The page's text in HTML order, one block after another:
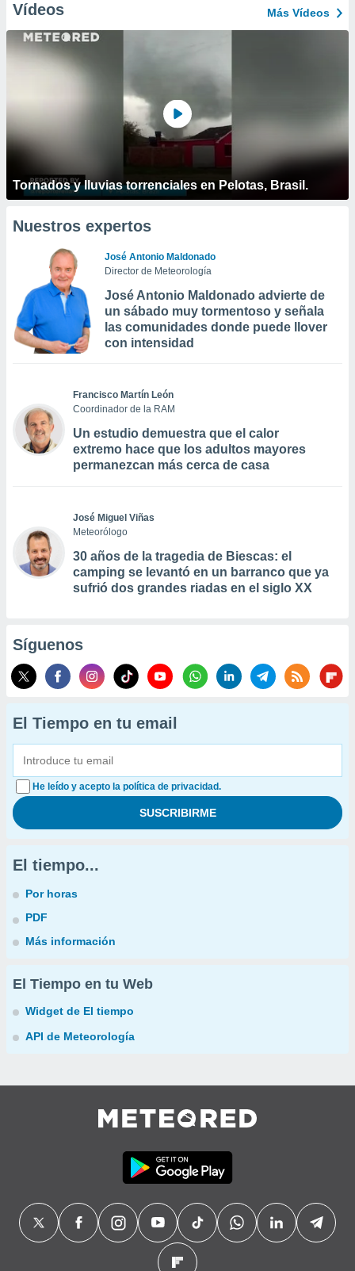
Vídeos Más Vídeos
Tornados y lluvias torrenciales en Pelotas, Brasil.
Nuestros expertos
José Antonio Maldonado
Director de Meteorología
José Antonio Maldonado advierte de
un sábado muy tormentoso y señala
las comunidades donde puede llover
con intensidad
Francisco Martín León
Coordinador de la RAM
Un estudio demuestra que el calor
extremo hace que los adultos mayores
permanezcan más cerca de casa
José Miguel Viñas
Meteorólogo
30 años de la tragedia de Biescas: el
camping se levantó en un barranco que ya
sufrió dos grandes riadas en el siglo XX
Síguenos
El Tiempo en tu email
He leído y acepto la política de privacidad.
El tiempo...
Por horas
PDF
Más información
El Tiempo en tu Web
Widget de El tiempo
API de Meteorología